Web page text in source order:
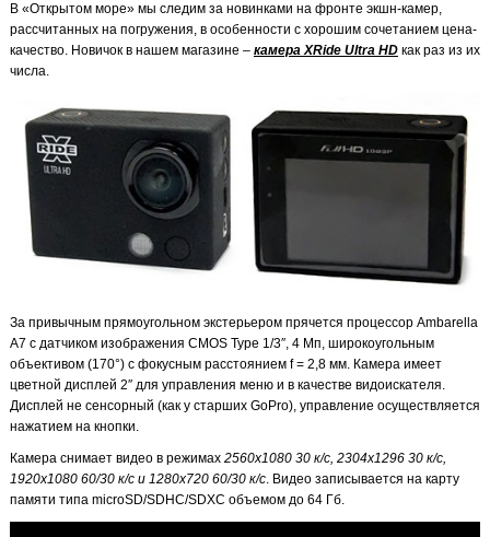
В «Открытом море» мы следим за новинками на фронте экшн-камер,
рассчитанных на погружения, в особенности с хорошим сочетанием цена-
качество. Новичок в нашем магазине – камера XRide Ultra HDкак раз из их
числа.
За привычным прямоугольном экстерьером прячется процессор Ambarella
A7 с датчиком изображения CMOS Type 1/3″, 4 Мп, широкоугольным
объективом (170°) с фокусным расстоянием f = 2,8 мм. Камера имеет
цветной дисплей 2″ для управления меню и в качестве видоискателя.
Дисплей не сенсорный (как у старших GoPro), управление осуществляется
нажатием на кнопки.
Камера снимает видео в режимах 2560x1080 30 к/с, 2304x1296 30 к/с,
1920x1080 60/30 к/с и 1280x720 60/30 к/с. Видео записывается на карту
памяти типа microSD/SDHC/SDXC объемом до 64 Гб.